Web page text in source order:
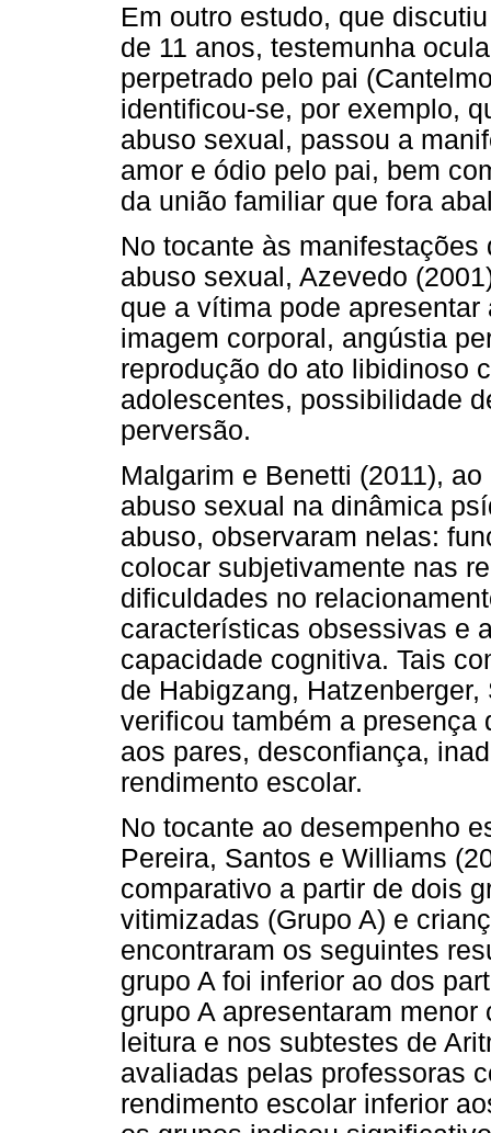
Em outro estudo, que
de 11 anos, testemunha
perpetrado pelo pai
identificou-se, por exemplo,
abuso sexual, passou a
amor e ódio pelo pai, bem
da união familiar que fora
No tocante às
abuso sexual, Azevedo
que a vítima pode
imagem corporal, angústia
reprodução do ato libidinoso
adolescentes, possibilidade
perversão.
Malgarim e Benetti (2011),
abuso sexual na dinâmica
abuso, observaram nelas:
colocar subjetivamente nas
dificuldades no
características obsessivas e
capacidade cognitiva. Tais
de Habigzang,
verificou também a presença
aos pares, desconfiança,
rendimento escolar.
No tocante ao desempenho
Pereira, Santos e Williams
comparativo a partir de dois
vitimizadas (Grupo A) e
encontraram os seguintes
grupo A foi inferior ao dos
grupo A apresentaram
leitura e nos subtestes de
avaliadas pelas professoras
rendimento escolar inferior